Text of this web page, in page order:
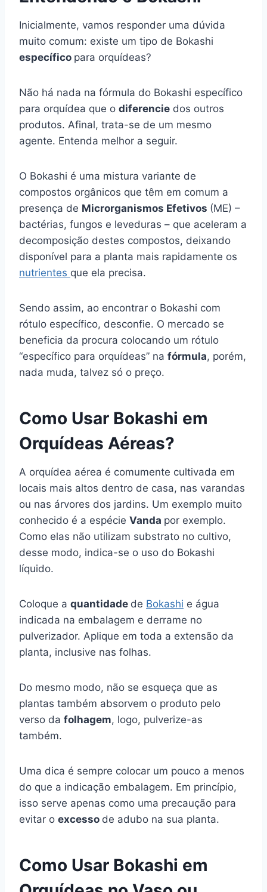
Inicialmente, vamos responder uma dúvida
muito comum: existe um tipo de Bokashi
específico para orquídeas?
Não há nada na fórmula do Bokashi específico
para orquídea que o diferencie dos outros
produtos. Afinal, trata-se de um mesmo
agente. Entenda melhor a seguir.
O Bokashi é uma mistura variante de
compostos orgânicos que têm em comum a
presença de Microrganismos Efetivos (ME) –
bactérias, fungos e leveduras – que aceleram a
decomposição destes compostos, deixando
disponível para a planta mais rapidamente os
nutrientes que ela precisa.
Sendo assim, ao encontrar o Bokashi com
rótulo específico, desconfie. O mercado se
beneficia da procura colocando um rótulo
“específico para orquídeas” na fórmula, porém,
nada muda, talvez só o preço.
Como Usar Bokashi em
Orquídeas Aéreas?
A orquídea aérea é comumente cultivada em
locais mais altos dentro de casa, nas varandas
ou nas árvores dos jardins. Um exemplo muito
conhecido é a espécie Vanda por exemplo.
Como elas não utilizam substrato no cultivo,
desse modo, indica-se o uso do Bokashi
líquido.
Coloque a quantidade de Bokashi e água
indicada na embalagem e derrame no
pulverizador. Aplique em toda a extensão da
planta, inclusive nas folhas.
Do mesmo modo, não se esqueça que as
plantas também absorvem o produto pelo
verso da folhagem, logo, pulverize-as
também.
Uma dica é sempre colocar um pouco a menos
do que a indicação embalagem. Em princípio,
isso serve apenas como uma precaução para
evitar o excesso de adubo na sua planta.
Como Usar Bokashi em